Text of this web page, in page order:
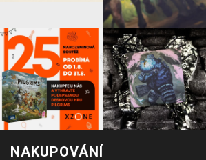
NAKUPOVÁNÍ